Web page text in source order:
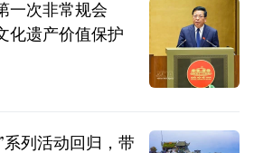
一次非常规会
化遗产价值保护
列活动回归，带